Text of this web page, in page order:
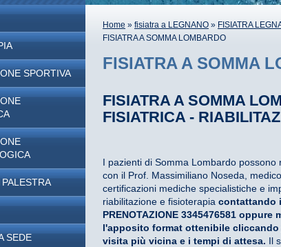
SPORTIVA
SEDE
Home » fisiatra a LEGNANO » FISIATRA
FISIATRA A SOMMA LOMBARDO
FISIATRA A SOMMA
FISIATRA A SOMMA
FISIATRICA -
I pazienti di Somma Lombardo
con il Prof. Massimiliano Noseda,
certificazioni mediche specialistiche e
riabilitazione e fisioterapia contattando
PRENOTAZIONE 3345476581
l'apposito format ottenibile cliccando
visita più vicina e i tempi di attesa. Il